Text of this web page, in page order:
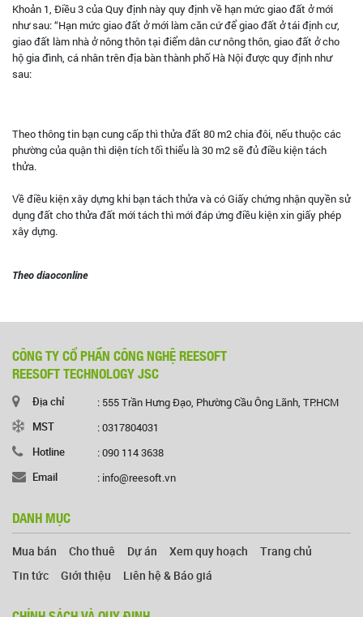
Khoản 1, Điều 3 của Quy định này quy định về hạn mức giao đất ở mới
như sau: “Hạn mức giao đất ở mới làm căn cứ để giao đất ở tái định cư,
giao đất làm nhà ở nông thôn tại điểm dân cư nông thôn, giao đất ở cho
hộ gia đình, cá nhân trên địa bàn thành phố Hà Nội được quy định như
sau:
Theo thông tin bạn cung cấp thì thửa đất 80 m2 chia đôi, nếu thuộc các
phường của quận thì diện tích tối thiểu là 30 m2 sẽ đủ điều kiện tách
thửa.
Về điều kiện xây dựng khi bạn tách thửa và có Giấy chứng nhận quyền sử
dụng đất cho thửa đất mới tách thì mới đáp ứng điều kiện xin giấy phép
xây dựng.
Theo diaoconline
CÔNG TY CỔ PHẦN CÔNG NGHỆ REESOFT
REESOFT TECHNOLOGY JSC
Địa chỉ
: 555 Trần Hưng Đạo, Phường Cầu Ông Lãnh, TP.HCM
MST
: 0317804031
Hotline
: 090 114 3638
Email
: info@reesoft.vn
DANH MỤC
Mua bán Cho thuê Dự án Xem quy hoạch
Trang chủ
Tin tức
Giới thiệu Liên hệ & Báo giá